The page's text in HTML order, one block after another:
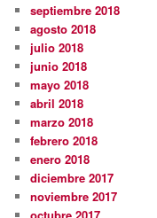
septiembre 2018
agosto 2018
julio 2018
junio 2018
mayo 2018
abril 2018
marzo 2018
febrero 2018
enero 2018
diciembre 2017
noviembre 2017